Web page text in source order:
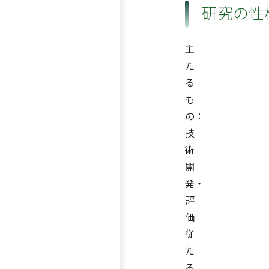
研究の性
主
た
る
も
の：
技
術
開
発・
評
価
従
た